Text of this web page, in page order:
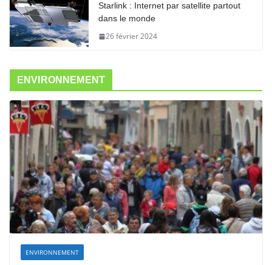
Starlink : Internet par satellite partout
dans le monde
26 février 2024
ENVIRONNEMENT
ENVIRONNEMENT